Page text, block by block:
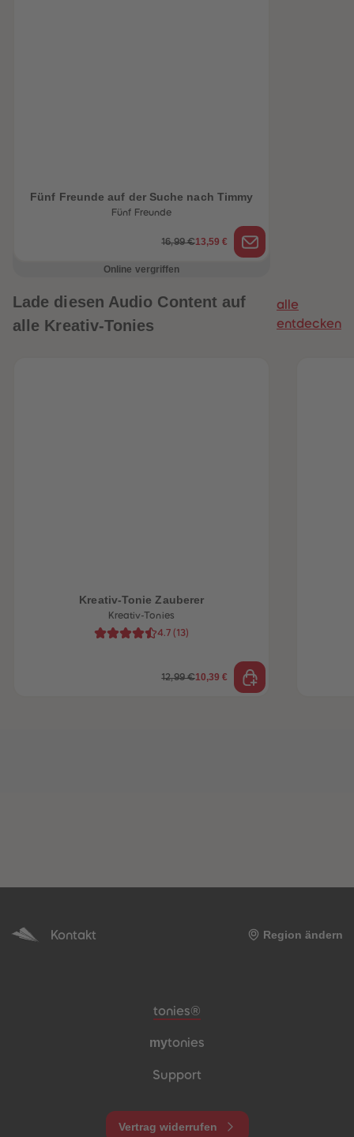
Fünf Freunde auf der Suche nach Timmy
Fünf Freunde
16,99 €13,59 €
Online vergriffen
Lade diesen Audio Content auf
alle Kreativ-Tonies
alle
entdecken
Kreativ-Tonie Zauberer
Kreativ-Tonies
4.7 (13)
12,99 €10,39 €
Kontakt Region ändern
Meta-Navigation Footer
tonies®
mytonies
Support
Vertrag widerrufen